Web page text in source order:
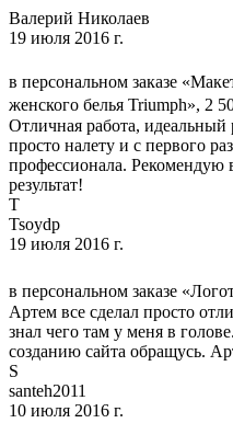
Валерий Николаев
19 июля 2016 г.
в персональном заказе
женского белья Triumph», 2
Отличная работа, идеальный
просто налету и с первого
профессионала. Рекомендую
результат!
T
Tsoydp
19 июля 2016 г.
в персональном заказе
Артем все сделал просто
знал чего там у меня в
созданию сайта обращусь.
S
santeh2011
10 июля 2016 г.